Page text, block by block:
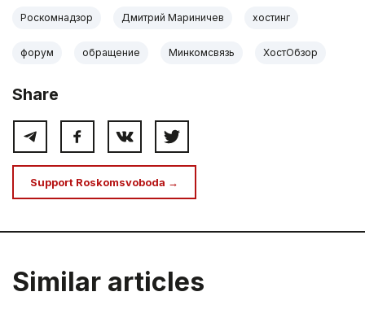
Роскомнадзор Дмитрий Мариничев хостинг
форум обращение Минкомсвязь ХостОбзор
Share
Support Roskomsvoboda →
Similar articles